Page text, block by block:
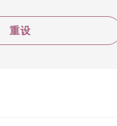
重设